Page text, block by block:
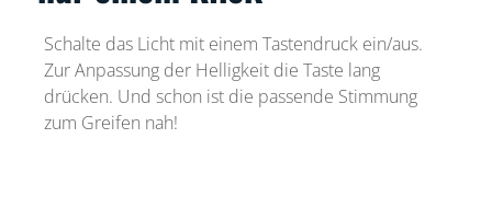
Schalte das Licht mit einem Tastendruck ein/aus.
Zur Anpassung der Helligkeit die Taste lang
drücken. Und schon ist die passende Stimmung
zum Greifen nah!